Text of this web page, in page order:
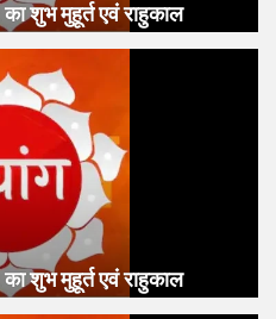
शुभ मुहूर्त एवं राहुकाल
शुभ मुहूर्त एवं राहुकाल